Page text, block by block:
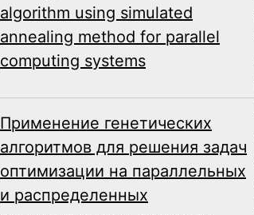
algorithm using simulated
annealing method for parallel
computing systems
Применение генетических
алгоритмов для решения задач
оптимизации на параллельных
и распределенных